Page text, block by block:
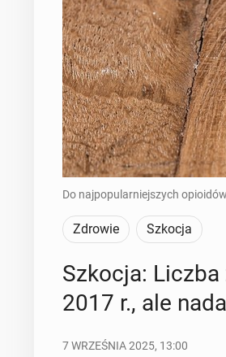
Do najpopularniejszych
Zdrowie Szkocja
Szkocja:
2017 r., ale
7 WRZEŚNIA 2025, 13:00